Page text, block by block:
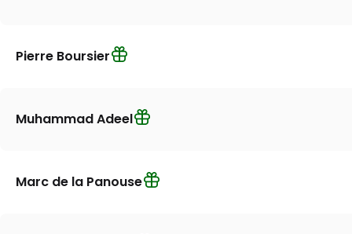
Pierre Boursier
Muhammad Adeel
Marc de la Panouse